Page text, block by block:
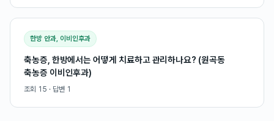
한방 안과, 이비인후과
축농증, 한방에서는 어떻게 치료하고 관리하나요? (원곡동
축농증 이비인후과)
조회 15 · 답변 1